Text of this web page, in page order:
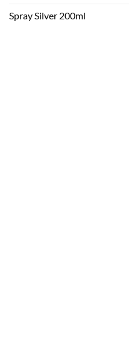
Spray Silver 200ml